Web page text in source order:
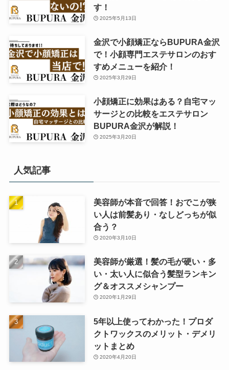
す！
2025年5月13日
金沢で小顔矯正ならBUPURA金沢
で！小顔専門エステサロンのおす
すめメニューを紹介！
2025年3月29日
小顔矯正に効果はある？自宅マッ
サージとの比較をエステサロン
BUPURA金沢が解説！
2025年3月20日
人気記事
美容師が本音で回答！おでこが狭
い人は前髪あり・なしどっちが似
合う？
2020年3月10日
美容師が厳選！髪の毛が硬い・多
い・太い人に似合う髪型ランキン
グ＆オススメシャンプー
2020年1月29日
5年以上使ってわかった！プロダ
クトワックスのメリット・デメリ
ットまとめ
2020年4月20日